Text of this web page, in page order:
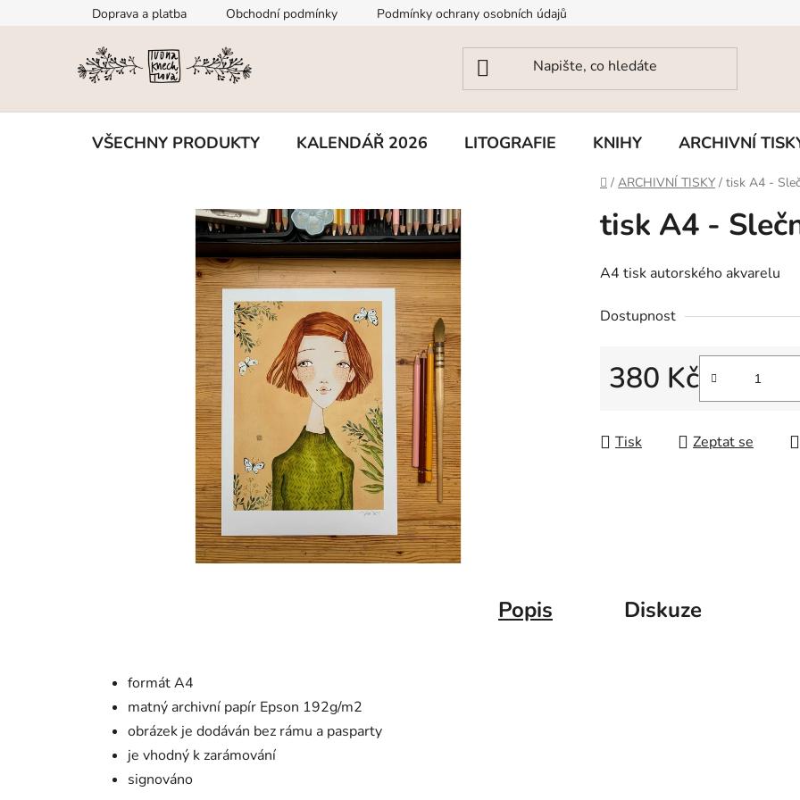
na
Doprava a platba Obchodní podmínky Podmínky ochrany osobních údajů
VŠECHNY PRODUKTY KALENDÁŘ 2026 LITOGRAFIE KNIHY ARCHIVNÍ
Domů
/ ARCHIVNÍ TISKY / tisk A4 -
tisk A4 -
A4 tisk autorského akvarelu
Dostupnost
380 Kč
Tisk Zeptat se
Popis Diskuze
formát A4
matný archivní papír Epson 192g/m2
obrázek je dodáván bez rámu a pasparty
je vhodný k zarámování
signováno